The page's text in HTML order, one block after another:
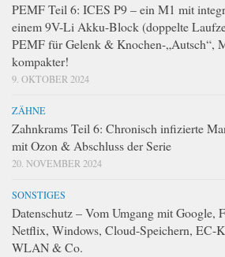
PEMF Teil 6: ICES P9 – ein M1 mit
einem 9V-Li Akku-Block (doppelte
PEMF für Gelenk & Knochen-„Autsch“,
kompakter!
9. OKTOBER 2024
ZÄHNE
Zahnkrams Teil 6: Chronisch infizierte
mit Ozon & Abschluss der Serie
20. NOVEMBER 2024
SONSTIGES
Datenschutz – Vom Umgang mit Google,
Netflix, Windows, Cloud-Speichern, EC-
WLAN & Co.